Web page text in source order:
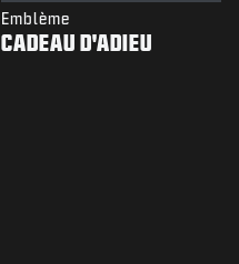
Emblème
CADEAU D'ADIEU